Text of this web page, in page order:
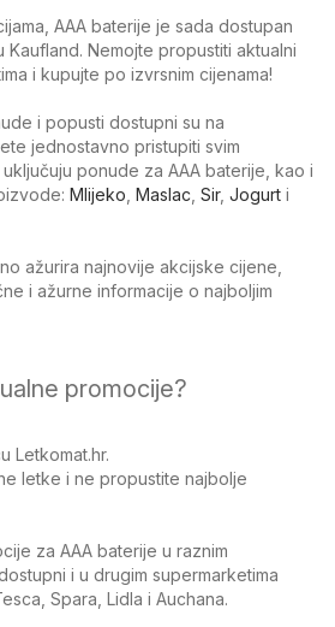
AAA baterije je sada dostupan
Nemojte propustiti aktualni
i kupujte po izvrsnim cijenama!
i popusti dostupni su na
jednostavno pristupiti svim
ponude za AAA baterije, kao i
Mlijeko Maslac Sir, Jogurt i
ažurira najnovije akcijske cijene,
i ažurne informacije o najboljim
promocije?
Letkomat.hr.
letke i ne propustite najbolje
za AAA baterije u raznim
i u drugim supermarketima
Spara, Lidla i Auchana.